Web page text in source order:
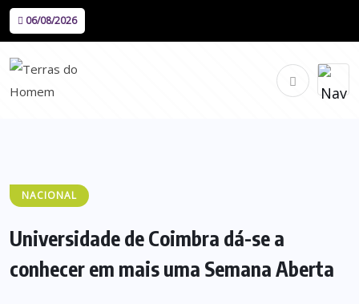
06/08/2026
NACIONAL
Universidade de Coimbra dá-se a
conhecer em mais uma Semana Aberta